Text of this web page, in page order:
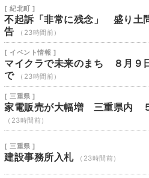
[ 紀北町 ]
不起訴「非常に残念」 盛り土
告
（23時間前）
[ イベント情報 ]
マイクラで未来のまち ８月
で
（23時間前）
[ 三重県 ]
家電販売が大幅増 三重県内
（23時間前）
[ 三重県 ]
建設事務所入札 （23時間前）